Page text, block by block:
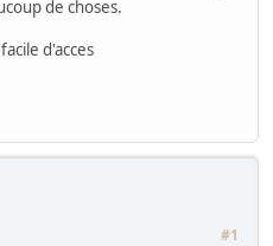
de choses.
d'acces
#1